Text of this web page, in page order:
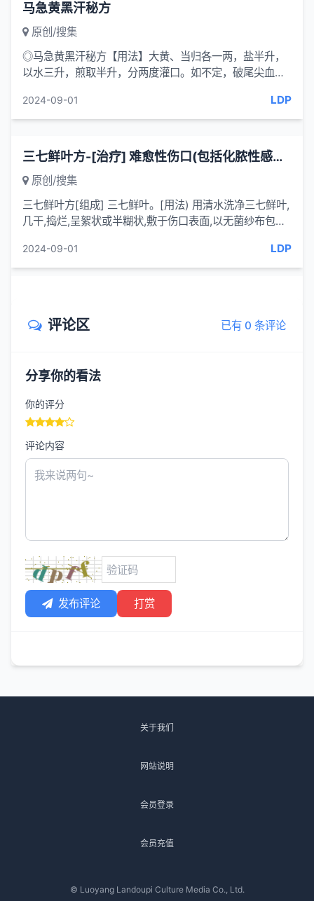
马急黄黑汗秘方
原创/搜集
◎马急黄黑汗秘方【用法】大黄、当归各一两，盐半升，
以水三升，煎取半升，分两度灌口。如不定，破尾尖血
2024-09-01 LDP
三七鲜叶方-[治疗] 难愈性伤口(包括化脓性感染 溃疡 褥疮 烫伤-一味妙方
原创/搜集
三七鲜叶方[组成] 三七鲜叶。[用法) 用清水洗净三七鲜叶,
几干,捣烂,呈絮状或半糊状,敷于伤口表面,以无菌纱布包
碘酒,75...
2024-09-01 LDP
评论区 已有 0 条评论
分享你的看法
你的评分
评论内容
发布评论 打赏
关于我们
网站说明
会员登录
会员充值
© Luoyang Landoupi Culture Media Co., Ltd.